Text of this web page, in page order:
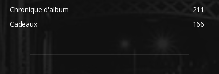
Chronique d'album
211
Cadeaux
166